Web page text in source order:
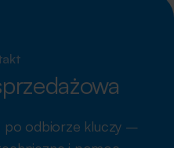
po odbiorze kluczy –